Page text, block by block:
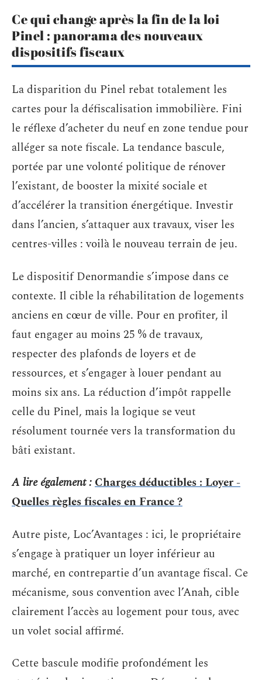
Ce qui change après la fin de la loi
Pinel : panorama des nouveaux
dispositifs fiscaux
La disparition du Pinel rebat totalement les
cartes pour la défiscalisation immobilière. Fini
le réflexe d’acheter du neuf en zone tendue pour
alléger sa note fiscale. La tendance bascule,
portée par une volonté politique de rénover
l’existant, de booster la mixité sociale et
d’accélérer la transition énergétique. Investir
dans l’ancien, s’attaquer aux travaux, viser les
centres-villes : voilà le nouveau terrain de jeu.
Le dispositif Denormandie s’impose dans ce
contexte. Il cible la réhabilitation de logements
anciens en cœur de ville. Pour en profiter, il
faut engager au moins 25 % de travaux,
respecter des plafonds de loyers et de
ressources, et s’engager à louer pendant au
moins six ans. La réduction d’impôt rappelle
celle du Pinel, mais la logique se veut
résolument tournée vers la transformation du
bâti existant.
A lire également :Charges déductibles : Loyer -
Quelles règles fiscales en France ?
Autre piste, Loc’Avantages : ici, le propriétaire
s’engage à pratiquer un loyer inférieur au
marché, en contrepartie d’un avantage fiscal. Ce
mécanisme, sous convention avec l’Anah, cible
clairement l’accès au logement pour tous, avec
un volet social affirmé.
Cette bascule modifie profondément les